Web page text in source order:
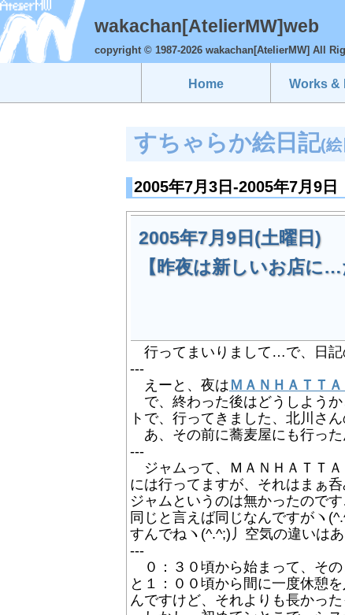
wakachan[AtelierMW]web
copyright © 1987-2026 wakachan[AtelierMW] All
Home Works &
すちゃらか絵日記(絵
2005年7月3日-2005年7月9日
2005年7月9日(土曜日)
【昨夜は新しいお店に…
行ってまいりまして…で、日記
---
えーと、夜は ＭＡＮＨＡＴＴＡ
で、終わった後はどうしよう
トで、行ってきました、北川さ
あ、その前に蕎麦屋にも行っ
---
ジャムって、ＭＡＮＨＡＴＴ
には行ってますが、それはまぁ
ジャムというのは無かったので
同じと言えば同じなんですがヽ
すんでねヽ(^.^;)丿空気の違いは
---
０：３０頃から始まって、そ
と１：００頃から間に一度休憩
んですけど、それよりも長かった